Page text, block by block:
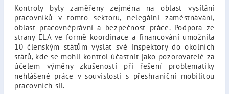
Kontroly byly zaměřeny zejména na oblast vysílání
pracovníků v tomto sektoru, nelegální zaměstnávání,
oblast pracovněprávní a bezpečnost práce. Podpora ze
strany ELA ve formě koordinace a financování umožnila
10 členským státům vyslat své inspektory do okolních
států, kde se mohli kontrol účastnit jako pozorovatelé za
účelem výměny zkušeností při řešení problematiky
nehlášené práce v souvislosti s přeshraniční mobilitou
pracovních sil.